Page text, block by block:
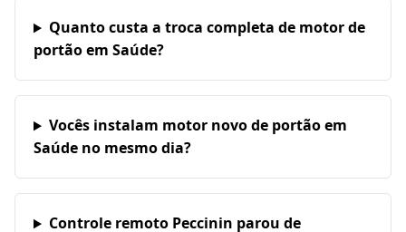
Quanto custa a troca completa de motor de
portão em Saúde?
Vocês instalam motor novo de portão em
Saúde no mesmo dia?
Controle remoto Peccinin parou de